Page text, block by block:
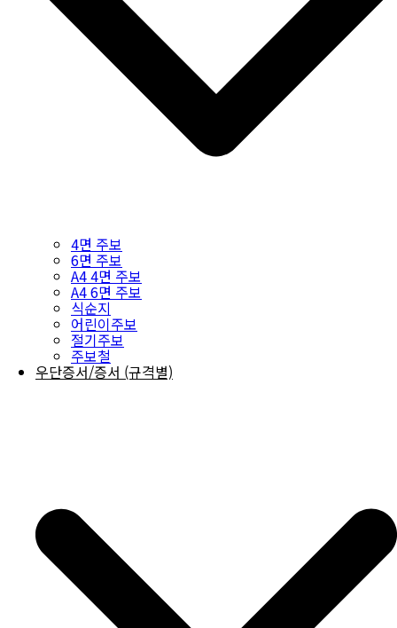
4면 주보
6면 주보
A4 4면 주보
A4 6면 주보
식순지
어린이주보
절기주보
주보철
우단증서/증서 (규격별)